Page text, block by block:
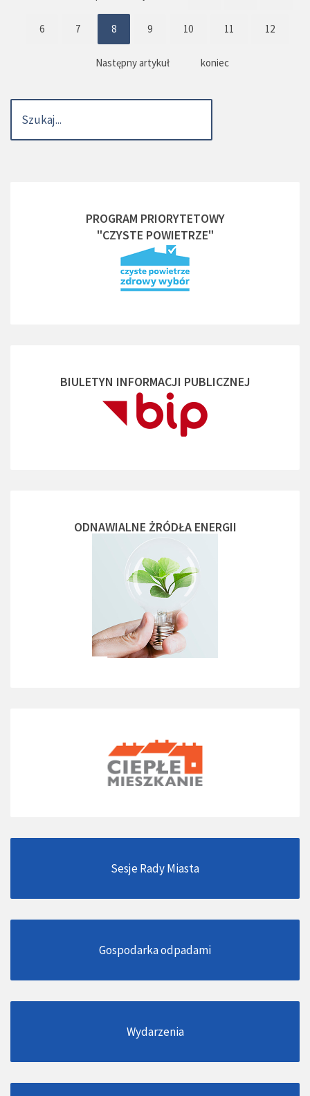
6 7 8 9 10 11 12
Następny artykuł koniec
PROGRAM PRIORYTETOWY
"CZYSTE POWIETRZE"
BIULETYN INFORMACJI PUBLICZNEJ
ODNAWIALNE ŻRÓDŁA ENERGII
Sesje Rady Miasta
Gospodarka odpadami
Wydarzenia